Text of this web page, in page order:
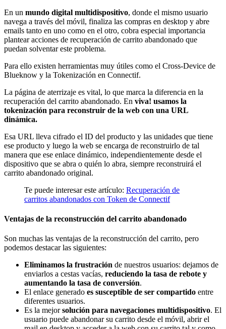
En un mundo digital multidispositivo, donde el mismo usuario
navega a través del móvil, finaliza las compras en desktop y abre
emails tanto en uno como en el otro, cobra especial importancia
plantear acciones de recuperación de carrito abandonado que
puedan solventar este problema.
Para ello existen herramientas muy útiles como el Cross-Device de
Blueknow y la Tokenización en Connectif.
La página de aterrizaje es vital, lo que marca la diferencia en la
recuperación del carrito abandonado. En viva! usamos la
tokenización para reconstruir de la web con una URL
dinámica.
Esa URL lleva cifrado el ID del producto y las unidades que tiene
ese producto y luego la web se encarga de reconstruirlo de tal
manera que ese enlace dinámico, independientemente desde el
dispositivo que se abra o quién lo abra, siempre reconstruirá el
carrito abandonado original.
Te puede interesar este artículo: Recuperación de
carritos abandonados con Token de Connectif
Ventajas de la reconstrucción del carrito abandonado
Son muchas las ventajas de la reconstrucción del carrito, pero
podemos destacar las siguientes:
Eliminamos la frustración de nuestros usuarios: dejamos de
enviarlos a cestas vacías, reduciendo la tasa de rebote y
aumentando la tasa de conversión.
El enlace generado es susceptible de ser compartido entre
diferentes usuarios.
Es la mejorsolución para navegaciones multidispositivo. El
usuario puede abandonar su carrito desde el móvil, abrir el